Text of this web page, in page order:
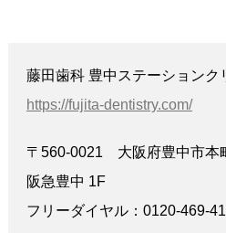
藤田歯科 豊中ステーションク
https://fujita-dentistry.com/
〒560-0021 大阪府豊中市本
阪急豊中 1F
フリーダイヤル：0120-469-